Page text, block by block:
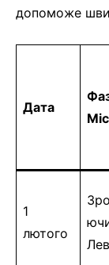
допоможе
Дата
1
лютого
Лев